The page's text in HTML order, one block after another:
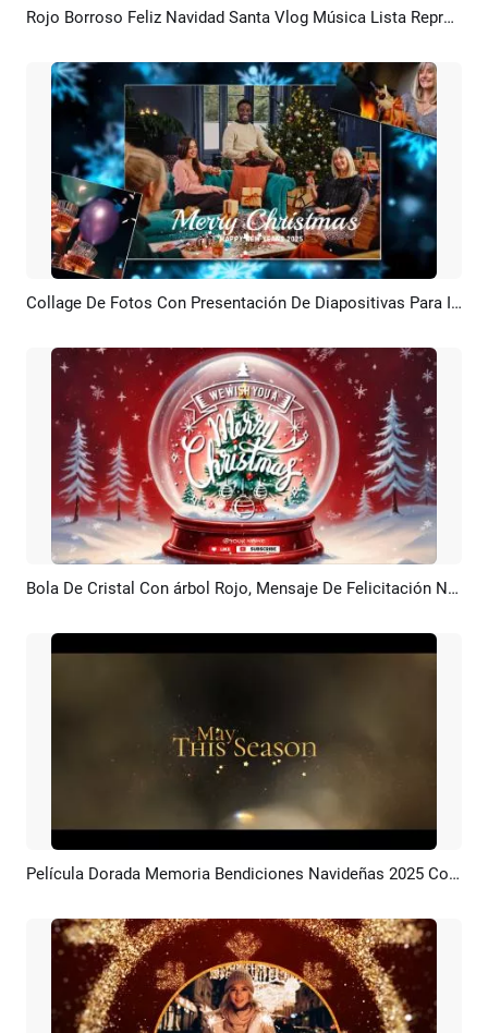
Previsualizar Crear IA Rojo Borroso Feliz Navidad Santa Vlog Música Lista Reproducción Vertical Historia Instagram
Previsualizar Crear IA Collage De Fotos Con Presentación De Diapositivas Para Intercambiar Regalos Y Felicitaciones De Año Nuevo En La Fiesta De Nochebuena
Previsualizar Crear IA Bola De Cristal Con árbol Rojo, Mensaje De Felicitación Navideña, Canal De YouTube De Vacaciones, Introducción
Previsualizar Crear IA Película Dorada Memoria Bendiciones Navideñas 2025 Collage Presentacion Diapositivas